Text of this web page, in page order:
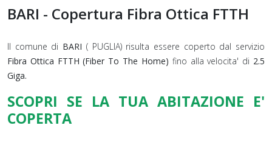
BARI - Copertura Fibra Ottica FTTH
Il comune di BARI ( PUGLIA) risulta essere coperto dal servizio
Fibra Ottica FTTH (Fiber To The Home) fino alla velocita' di 2.5
Giga.
SCOPRI SE LA TUA ABITAZIONE E'
COPERTA